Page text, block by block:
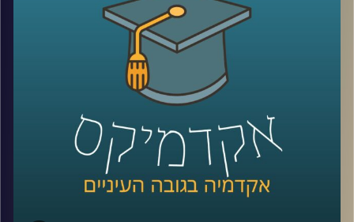
כל אלה היו הימורים אמיתיים בפלטפורמתPolymarket
כן, אנשים ברחבי העולם שמים כסף אמיתי על העתיד. על
מלחמות, פוליטיקה, דת, אסונות ואפילו סוף העולם.
ובזמן שרובנו צורכים חדשות כדי להבין מה קורה, יש אנשים
שפשוט נכנסים לפולימרקט כדי לראות “מה הסיכויים” ועל
הדרך גם מרוויחים כסף.
אז מה זה בכלל שוק חיזוי?
למה אנשים התחילו להאמין לפלטפורמות האלה יותר מלסקרים